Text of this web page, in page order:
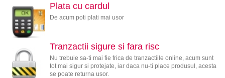
Plata cu cardul
De acum poti plati mai usor
Tranzactii sigure si fara risc
Nu trebuie sa-ti mai fie frica de tranzactiile online, acum sunt
tot mai sigur si protejate, iar daca nu-ti place produsul, acesta
se poate returna usor.